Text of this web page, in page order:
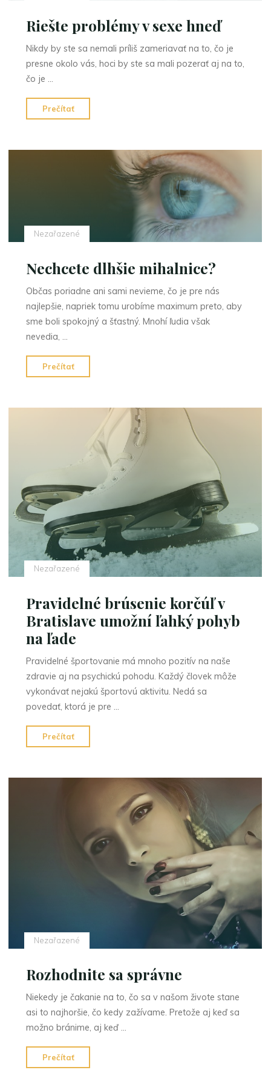
Riešte problémy v sexe hneď
Nikdy by ste sa nemali príliš zameriavať na to, čo je
presne okolo vás, hoci by ste sa mali pozerať aj na to,
čo je …
Prečítať
problémy
sexe
Nezařazené
Nechcete dlhšie mihalnice?
Občas poriadne ani sami nevieme, čo je pre nás
najlepšie, napriek tomu urobíme maximum preto, aby
sme boli spokojný a šťastný. Mnohí ľudia však
nevedia, …
Prečítať
dlhšie
Nezařazené
Pravidelné brúsenie korčúľ v
Bratislave umožní ľahký pohyb
na ľade
Pravidelné športovanie má mnoho pozitív na naše
zdravie aj na psychickú pohodu. Každý človek môže
vykonávať nejakú športovú aktivitu. Nedá sa
povedať, ktorá je pre …
Prečítať
brúsenie
v
ľahký
pohyb
na
Nezařazené
Rozhodnite sa správne
Niekedy je čakanie na to, čo sa v našom živote stane
asi to najhoršie, čo kedy zažívame. Pretože aj keď sa
možno bránime, aj keď …
Prečítať
sa